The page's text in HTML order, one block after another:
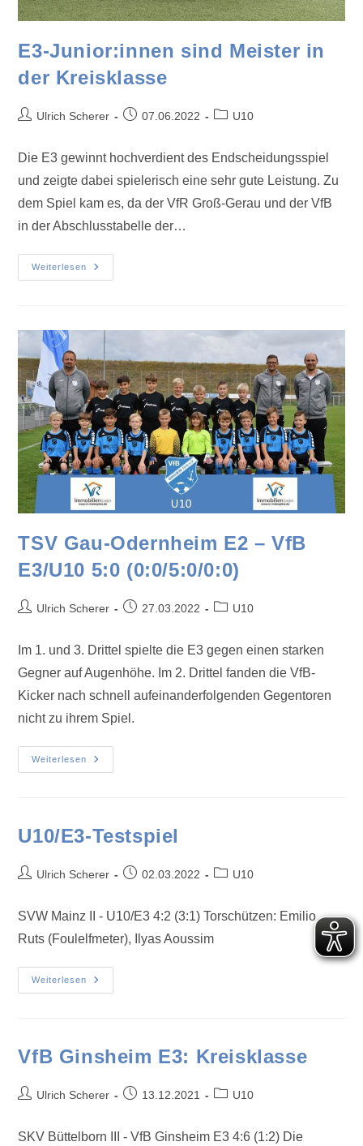
E3-Junior:innen sind Meister in
der Kreisklasse
Ulrich Scherer 07.06.2022 U10
Die E3 gewinnt hochverdient des Endscheidungsspiel
und zeigte dabei spielerisch eine sehr gute Leistung. Zu
dem Spiel kam es, da der VfR Groß-Gerau und der VfB
in der Abschlusstabelle der…
Weiterlesen
TSV Gau-Odernheim E2 – VfB
E3/U10 5:0 (0:0/5:0/0:0)
Ulrich Scherer 27.03.2022 U10
Im 1. und 3. Drittel spielte die E3 gegen einen starken
Gegner auf Augenhöhe. Im 2. Drittel fanden die VfB-
Kicker nach schnell aufeinanderfolgenden Gegentoren
nicht zu ihrem Spiel.
Weiterlesen
U10/E3-Testspiel
Ulrich Scherer 02.03.2022 U10
SVW Mainz II - U10/E3 4:2 (3:1) Torschützen: Emilio
Ruts (Foulelfmeter), Ilyas Aoussim
Weiterlesen
VfB Ginsheim E3: Kreisklasse
Ulrich Scherer 13.12.2021 U10
SKV Büttelborn III - VfB Ginsheim E3 4:6 (1:2) Die